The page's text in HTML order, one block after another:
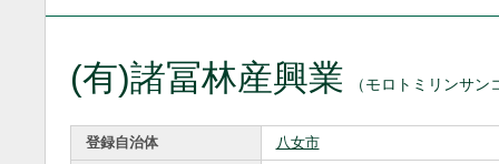
(有)諸冨林産興業 （モロトミリンサン
登録自治体 八女市